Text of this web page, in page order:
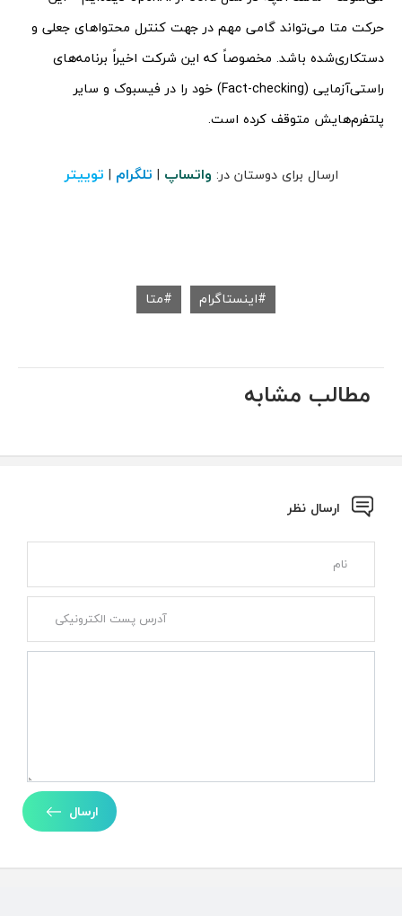
حرکت متا می‌تواند گامی مهم در جهت کنترل محتواهای جعلی و
دستکاری‌شده باشد. مخصوصاً که این شرکت اخیراً برنامه‌های
راستی‌آزمایی (Fact-checking) خود را در فیسبوک و سایر
پلتفرم‌هایش متوقف کرده است.
ارسال برای دوستان در: واتساپ | تلگرام | توییتر
اینستاگرام متا
مطالب مشابه
ارسال نظر
ارسال